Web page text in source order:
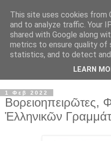
1 Φεβ 2022
Βορειοηπειρῶτες,
Ἑλληνικῶν
This site uses cookies from
and to analyze traffic. Your
shared with Google along
metrics to ensure quality of
statistics, and to detect and
LEARN